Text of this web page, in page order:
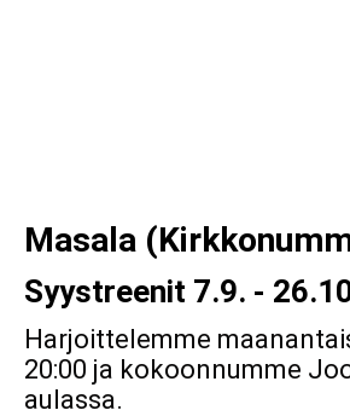
Masala
Syystreenit 7.9. -
Harjoittelemme
20:00 ja kokoonnumme
aulassa.